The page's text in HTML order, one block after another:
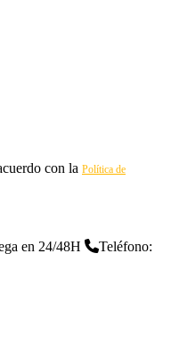
con la Política de
en 24/48H
Teléfono: